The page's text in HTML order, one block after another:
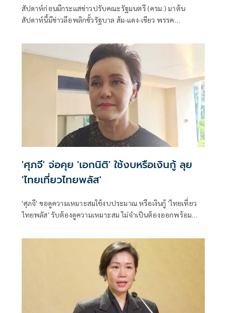
สัปดาห์ก่อนมีกระแสข่าวปรับคณะรัฐมนตรี (ครม.) มาต้น
สัปดาห์นี้มีข่าวลือพลิกขั้วรัฐบาล ส้ม-แดง-เขียว พรรค
'ศุภจี' จ่อคุย 'เอกนิติ' ใช้งบหรือเงินกู้ ลุย
'ไทยเที่ยวไทยพลัส'
'ศุภจี' ขอดูความเหมาะสมใช้งบประมาณ หรือเงินกู้ 'ไทยเที่ยว
ไทยพลัส' รับต้องดูความเหมาะสม ไม่จำเป็นต้องออกพร้อม